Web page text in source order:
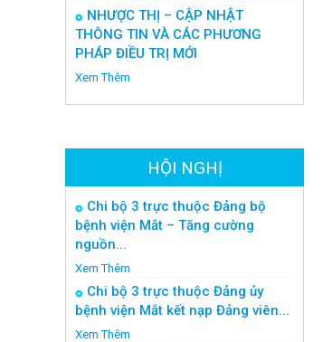
NHƯỢC THỊ – CẬP NHẬT
THÔNG TIN VÀ CÁC PHƯƠNG
PHÁP ĐIỀU TRỊ MỚI
Xem Thêm
HỘI NGHỊ
Chi bộ 3 trực thuộc Đảng bộ
bệnh viện Mắt – Tăng cường
nguồn...
Xem Thêm
Chi bộ 3 trực thuộc Đảng ủy
bệnh viện Mắt kết nạp Đảng viên...
Xem Thêm